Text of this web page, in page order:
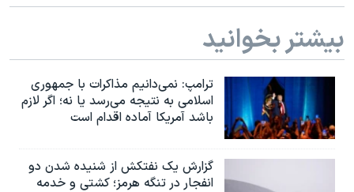
اسرائیل در جنگ
نرگس محمدی برنده جایزه نوبل صلح
صفحه‌های ویژه
سفر پرزیدنت ترامپ به چین
بیشتر بخوانید
ترامپ: نمی‌دانیم مذاکرات با جمهوری
اسلامی به نتیجه می‌رسد یا نه؛ اگر لازم
باشد آمریکا آماده اقدام است
گزارش یک نفتکش از شنیده شدن دو
انفجار در تنگه هرمز؛ کشتی و خدمه